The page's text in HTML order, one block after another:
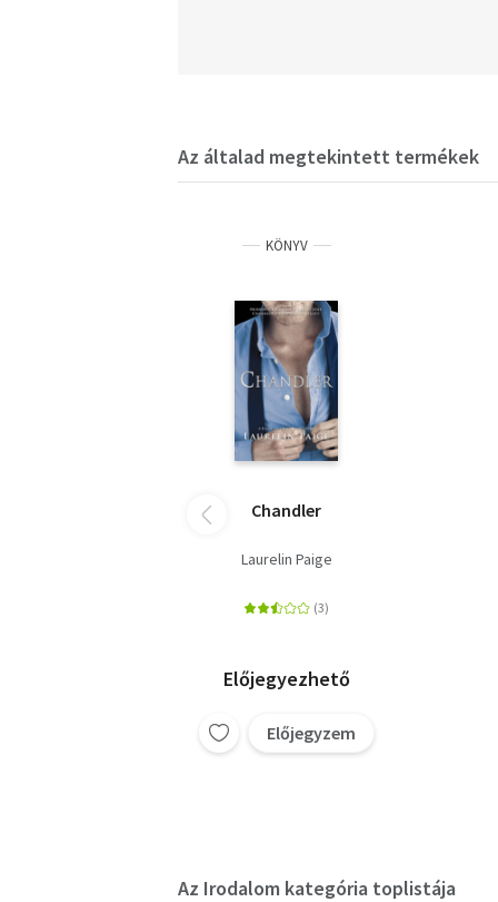
Az általad megtekintett termékek
KÖNYV
Chandler
Laurelin Paige
Előjegyezhető
Előjegyzem
Az Irodalom kategória toplistája